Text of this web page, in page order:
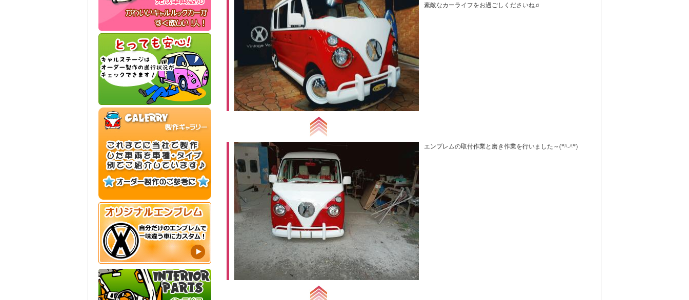
素敵なカーライフをお過ごしくださいね♫
エンブレムの取付作業と磨き作業を行いました～(*^-^*)